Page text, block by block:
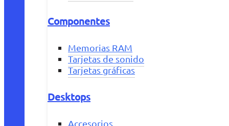
Componentes
Memorias RAM
Tarjetas de sonido
Tarjetas gráficas
Desktops
Accesorios